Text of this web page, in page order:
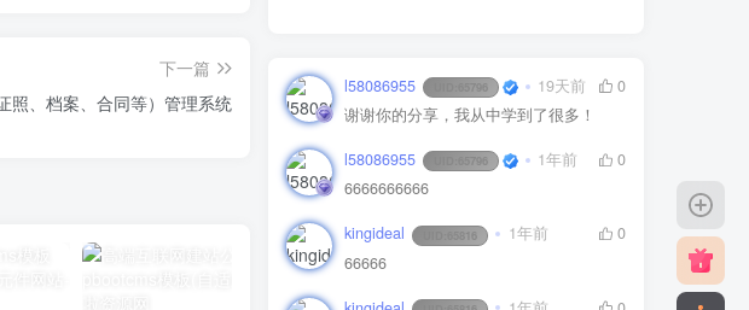
下一篇
照、档案、合同等）管理系统
l58086955 65796 19天前
0
谢谢你的分享，我从中学到了很多！
l58086955 65796 1年前
0
6666666666
kingideal 65816 1年前
0
66666